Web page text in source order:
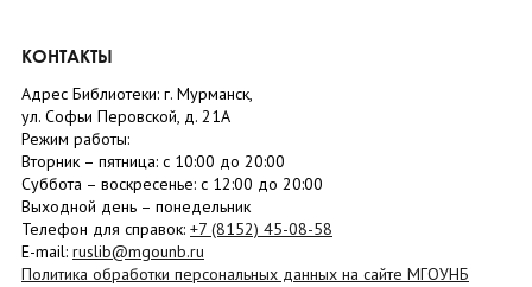
КОНТАКТЫ
Адрес Библиотеки: г. Мурманск,
ул. Софьи Перовской, д. 21А
Режим работы:
Вторник – пятница: с 10:00 до 20:00
Суббота – воскресенье: c 12:00 до 20:00
Выходной день – понедельник
Телефон для справок: +7 (8152) 45-08-58
E-mail: ruslib@mgounb.ru
Политика обработки персональных данных на сайте МГОУНБ